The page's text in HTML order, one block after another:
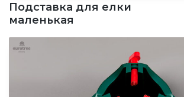
Подставка для елки
маленькая